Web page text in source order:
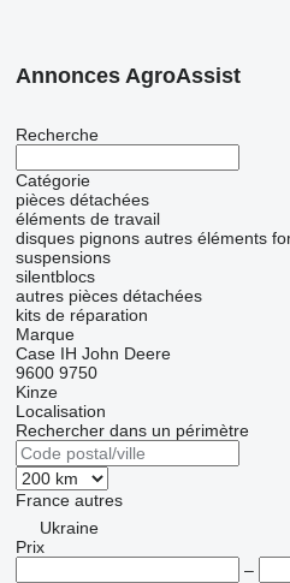
Annonces AgroAssist
Recherche
Catégorie
pièces détachées
éléments de travail
disques pignons autres éléments
suspensions
silentblocs
autres pièces détachées
kits de réparation
Marque
Case IH John Deere
9600 9750
Kinze
Localisation
Rechercher dans un périmètre
France autres
Ukraine
Prix
–